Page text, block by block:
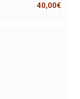
40,00€